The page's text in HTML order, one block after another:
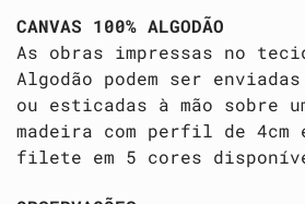
CANVAS 100% ALGODÃO
As obras impressas no
Algodão podem ser enviadas
ou esticadas à mão sobre
madeira com perfil de 4cm
filete em 5 cores